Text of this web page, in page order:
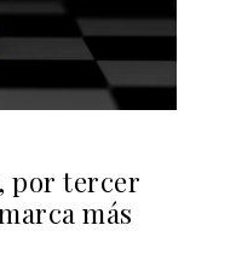
por tercer
más